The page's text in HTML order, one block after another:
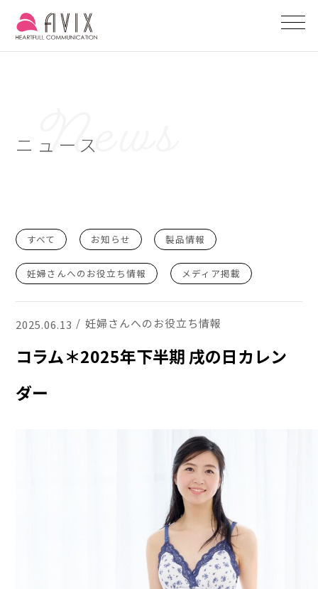
ニュース
すべて お知らせ 製品情報
妊婦さんへのお役立ち情報 メディア掲載
2025.06.13 妊婦さんへのお役立ち情報
コラム＊2025年下半期 戌の日カレン
ダー